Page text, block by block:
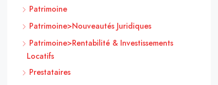
Patrimoine
Patrimoine>Nouveautés Juridiques
Patrimoine>Rentabilité & Investissements
Locatifs
Prestataires